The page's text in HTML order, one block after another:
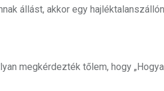
állást, akkor egy
megkérdezték tőlem, hogy